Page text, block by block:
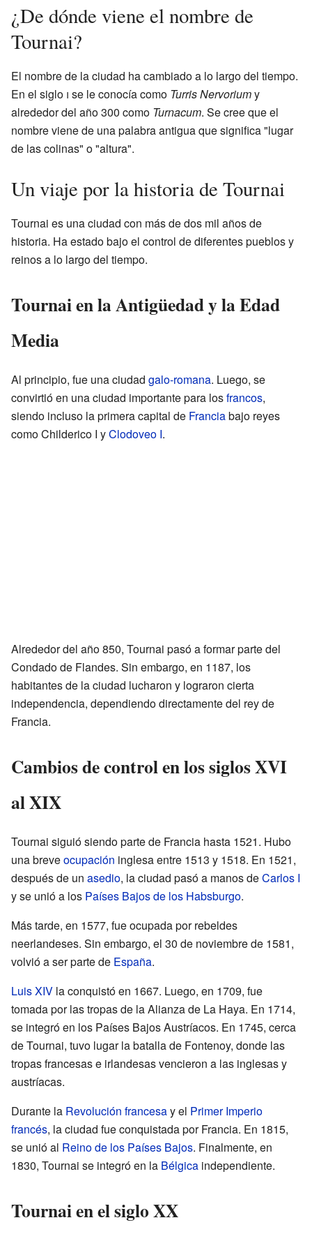
¿De dónde viene el nombre de
Tournai?
El nombre de la ciudad ha cambiado a lo largo del tiempo.
En el siglo i se le conocía como Turris Nervoriumy
alrededor del año 300 como Turnacum. Se cree que el
nombre viene de una palabra antigua que significa "lugar
de las colinas" o "altura".
Un viaje por la historia de Tournai
Tournai es una ciudad con más de dos mil años de
historia. Ha estado bajo el control de diferentes pueblos y
reinos a lo largo del tiempo.
Tournai en la Antigüedad y la Edad
Media
Al principio, fue una ciudad galo-romana. Luego, se
convirtió en una ciudad importante para losfrancos,
siendo incluso la primera capital de Franciabajo reyes
como Childerico I yClodoveo I.
Alrededor del año 850, Tournai pasó a formar parte del
Condado de Flandes. Sin embargo, en 1187, los
habitantes de la ciudad lucharon y lograron cierta
independencia, dependiendo directamente del rey de
Francia.
Cambios de control en los siglos XVI
al XIX
Tournai siguió siendo parte de Francia hasta 1521. Hubo
una breveocupación inglesa entre 1513 y 1518. En 1521,
después de un asedio, la ciudad pasó a manos deCarlos I
y se unió a los Países Bajos de los Habsburgo.
Más tarde, en 1577, fue ocupada por rebeldes
neerlandeses. Sin embargo, el 30 de noviembre de 1581,
volvió a ser parte de España.
Luis XIV la conquistó en 1667. Luego, en 1709, fue
tomada por las tropas de la Alianza de La Haya. En 1714,
se integró en los Países Bajos Austríacos. En 1745, cerca
de Tournai, tuvo lugar la batalla de Fontenoy, donde las
tropas francesas e irlandesas vencieron a las inglesas y
austríacas.
Durante la Revolución francesay el Primer Imperio
francés, la ciudad fue conquistada por Francia. En 1815,
se unió al Reino de los Países Bajos. Finalmente, en
1830, Tournai se integró en la Bélgica independiente.
Tournai en el siglo XX